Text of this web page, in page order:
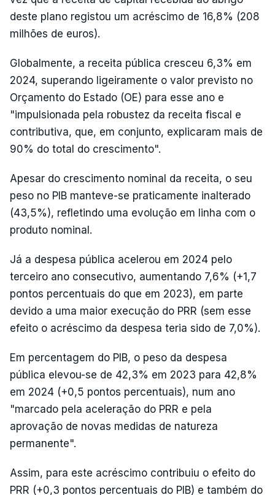
deste plano registou um acréscimo de 16,8% (208
milhões de euros).
Globalmente, a receita pública cresceu 6,3% em
2024, superando ligeiramente o valor previsto no
Orçamento do Estado (OE) para esse ano e
"impulsionada pela robustez da receita fiscal e
contributiva, que, em conjunto, explicaram mais de
90% do total do crescimento".
Apesar do crescimento nominal da receita, o seu
peso no PIB manteve-se praticamente inalterado
(43,5%), refletindo uma evolução em linha com o
produto nominal.
Já a despesa pública acelerou em 2024 pelo
terceiro ano consecutivo, aumentando 7,6% (+1,7
pontos percentuais do que em 2023), em parte
devido a uma maior execução do PRR (sem esse
efeito o acréscimo da despesa teria sido de 7,0%).
Em percentagem do PIB, o peso da despesa
pública elevou-se de 42,3% em 2023 para 42,8%
em 2024 (+0,5 pontos percentuais), num ano
"marcado pela aceleração do PRR e pela
aprovação de novas medidas de natureza
permanente".
Assim, para este acréscimo contribuiu o efeito do
PRR (+0,3 pontos percentuais do PIB) e também do